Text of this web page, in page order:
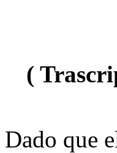
(
Dado que